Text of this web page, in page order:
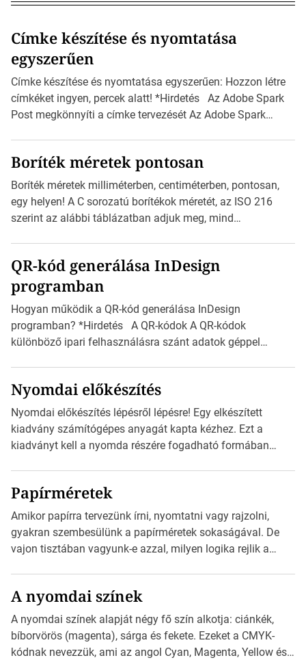
Címke készítése és nyomtatása
egyszerűen
Címke készítése és nyomtatása egyszerűen: Hozzon létre
címkéket ingyen, percek alatt! *Hirdetés Az Adobe Spark
Post megkönnyíti a címke tervezését Az Adobe Spark
igazán foroghatnak a kreatív fogaskerekek, miközben
zajlik a saját címke készítése. Hogyan készítsünk címkét?
Válasszon méretet és alakot: Válassza ki a kívánt címke
méretét. Akár néhány […]
Boríték méretek pontosan
Boríték méretek milliméterben, centiméterben, pontosan,
egy helyen! A C sorozatú borítékok méretét, az ISO 216
szerint az alábbi táblázatban adjuk meg, mind
mutatja az A4-es papírlaphoz viszonyítva. Az amerikai és
észak-amerikai boríték méretére az ISO 216 nem
vonatkozik. Boríték méretének táblázata C0-tól […]
QR-kód generálása InDesign
programban
Hogyan működik a QR-kód generálása InDesign
programban? *Hirdetés A QR-kódok A QR-kódok
különböző ipari felhasználásra szánt adatok géppel
okostelefonjára telepíthet egy QR-kód-leolvasó
alkalmazást, ami leolvasni és dekódolni képes az URL-
információt és átirányítja a telefon böngészőjét a cég
weblapjára. A QR-kód beolvasása után a felhasználó
Nyomdai előkészítés
Nyomdai előkészítés lépésről lépésre! Egy elkészített
kiadvány számítógépes anyagát kapta kézhez. Ezt a
kiadványt kell a nyomda részére fogadható formában
Illustratorban készült vektorgrafika. *Hirdetés Minden
esetben konzultáljunk a nyomdával, mielőtt elkezdjük a
nyomdai előkészítést!Nehogy az elkészült munka után
derüljön ki, hogy valamit másképp kellett volna csinálni! […]
Papírméretek
Amikor papírra tervezünk írni, nyomtatni vagy rajzolni,
gyakran szembesülünk a papírméretek sokaságával. De
vajon tisztában vagyunk-e azzal, milyen logika rejlik a
*Hirdetés Ebben a cikkben a papírméretek izgalmas
világába kalauzolunk el téged, hogy jobban megértsd,
milyen szempontok alapján érdemes választanod a
jövőben. Bevezetés a papírméretek világába A […]
A nyomdai színek
A nyomdai színek alapját négy fő szín alkotja: ciánkék,
bíborvörös (magenta), sárga és fekete. Ezeket a CMYK-
kódnak nevezzük, ami az angol Cyan, Magenta, Yellow és